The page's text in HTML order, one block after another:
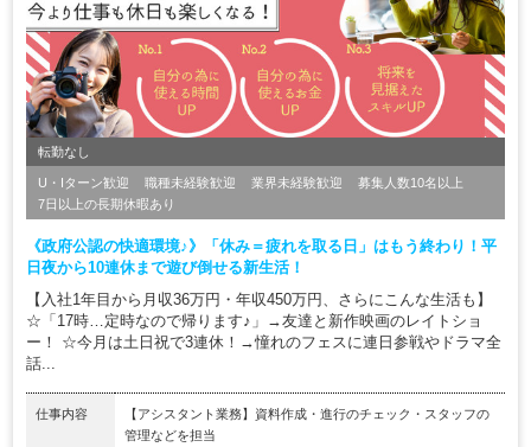
転勤なし
U・Iターン歓迎 職種未経験歓迎 業界未経験歓迎
募集人数10名以上
7日以上の長期休暇あり
《政府公認の快適環境♪》「休み＝疲れを取る日」はもう終わり！平
日夜から10連休まで遊び倒せる新生活！
【入社1年目から月収36万円・年収450万円、さらにこんな生活も】
☆「17時…定時なので帰ります♪」→友達と新作映画のレイトショ
ー！ ☆今月は土日祝で3連休！→憧れのフェスに連日参戦やドラマ全
話...
仕事内容
【アシスタント業務】資料作成・進行のチェック・スタッフの
管理などを担当